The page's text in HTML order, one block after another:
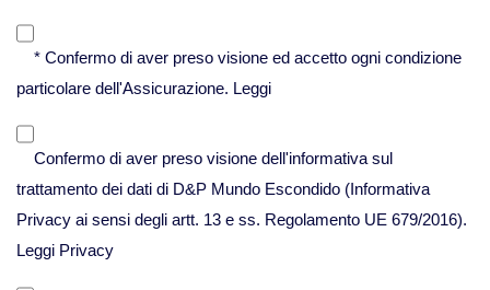
Viaggi in Guatemala
Viaggi in Nicaragua
Europa
* Confermo di aver preso visione ed accetto ogni condizione
particolare dell'Assicurazione. Leggi
Confermo di aver preso visione dell'informativa sul
trattamento dei dati di D&P Mundo Escondido (Informativa
Privacy ai sensi degli artt. 13 e ss. Regolamento UE 679/2016).
Leggi Privacy